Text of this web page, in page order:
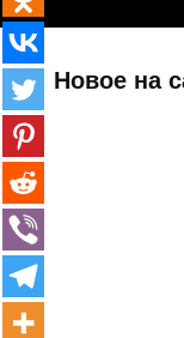
Новое на